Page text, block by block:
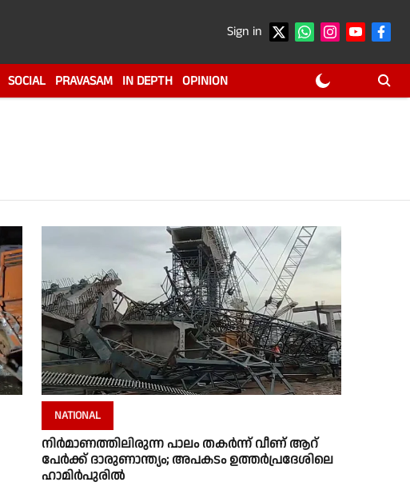
Sign in
SOCIAL PRAVASAM IN DEPTH OPINION
NATIONAL
നിർമാണത്തിലിരുന്ന പാലം തകർന്ന് വീണ് ആറ്
പേർക്ക് ദാരുണാന്ത്യം; അപകടം ഉത്തർപ്രദേശിലെ
ഹാമിർപുരിൽ